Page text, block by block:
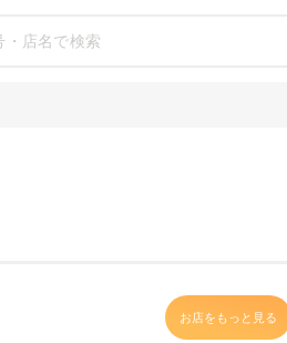
お店をもっと見る